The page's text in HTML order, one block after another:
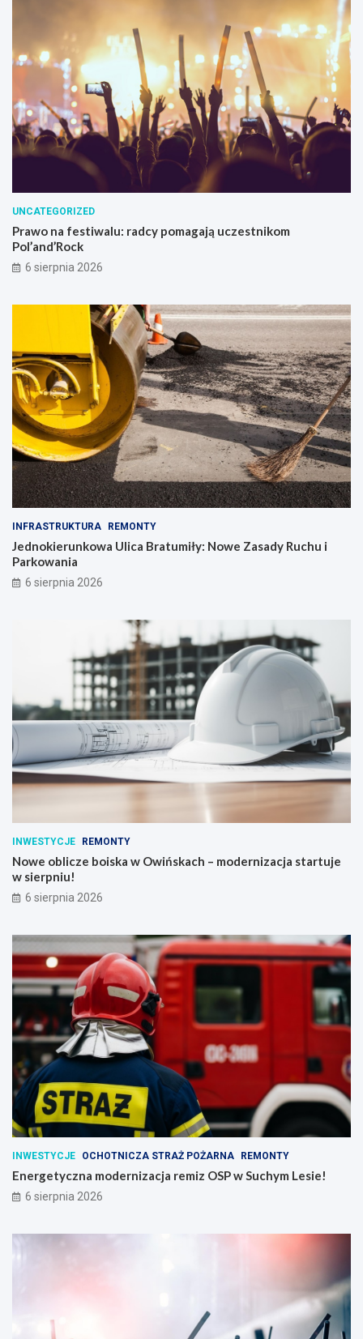
UNCATEGORIZED
Prawo na festiwalu: radcy pomagają uczestnikom
Pol’and’Rock
6 sierpnia 2026
INFRASTRUKTURA REMONTY
Jednokierunkowa Ulica Bratumiły: Nowe Zasady Ruchu i
Parkowania
6 sierpnia 2026
INWESTYCJE REMONTY
Nowe oblicze boiska w Owińskach – modernizacja startuje
w sierpniu!
6 sierpnia 2026
INWESTYCJE OCHOTNICZA STRAŻ POŻARNA REMONTY
Energetyczna modernizacja remiz OSP w Suchym Lesie!
6 sierpnia 2026